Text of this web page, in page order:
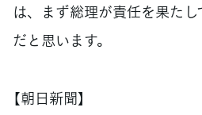
は、まず総理が責任を果た
だと思います。
【朝日新聞】